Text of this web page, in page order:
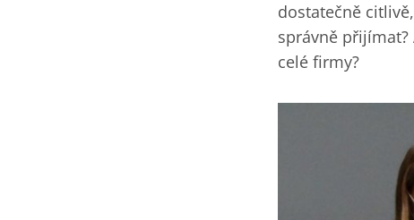
dostatečně
správně
celé firmy?